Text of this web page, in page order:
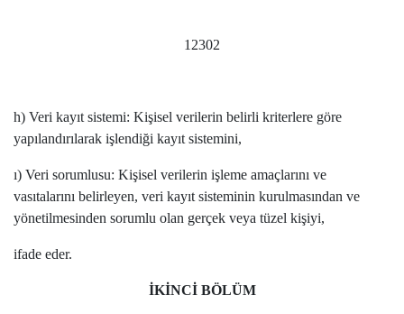
12302
h) Veri kayıt sistemi: Kişisel verilerin belirli kriterlere göre
yapılandırılarak işlendiği kayıt sistemini,
ı) Veri sorumlusu: Kişisel verilerin işleme amaçlarını ve
vasıtalarını belirleyen, veri kayıt sisteminin kurulmasından ve
yönetilmesinden sorumlu olan gerçek veya tüzel kişiyi,
ifade eder.
İKİNCİ BÖLÜM